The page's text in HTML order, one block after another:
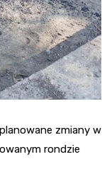
zmiany w
rondzie